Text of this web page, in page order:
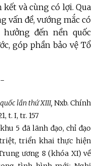
và cùng có lợi. Qua
vấn đề, vướng mắc có
đến nền quốc
góp phần bảo vệ Tổ
lần thứ XIII, Nxb. Chính
t. I, tr. 157
5 đã lãnh đạo, chỉ đạo
triển khai thực hiện
ương 8 (khóa XI) về